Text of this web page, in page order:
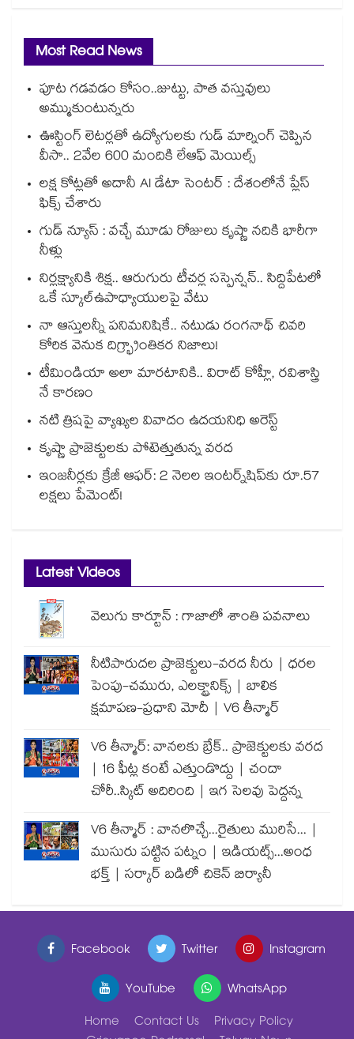
Most Read News
పూట గడవడం కోసం..జుట్టు, పాత వస్తువులు
అమ్ముకుంటున్నరు
ఊస్టింగ్ లెటర్లతో ఉద్యోగులకు గుడ్ మార్నింగ్ చెప్పిన
వీసా.. 2వేల 600 మందికి లేఆఫ్ మెయిల్స్
లక్ష కోట్లతో అదానీ AI డేటా సెంటర్ : దేశంలోనే ప్లేస్
ఫిక్స్ చేశారు
గుడ్ న్యూస్ : వచ్చే మూడు రోజులు కృష్ణా నదికి భారీగా
నీళ్లు
నిర్లక్ష్యానికి శిక్ష.. ఆరుగురు టీచర్ల సస్పెన్షన్.. సిద్దిపేటలో
ఒకే స్కూల్ఉపాధ్యాయులపై వేటు
నా ఆస్తులన్నీ పనిమనిషికే.. నటుడు రంగనాథ్ చివరి
కోరిక వెనుక దిగ్భ్రాంతికర నిజాలు!
టీమిండియా అలా మారటానికి.. విరాట్ కోహ్లీ, రవిశాస్త్రి
నే కారణం
నటి త్రిషపై వ్యాఖ్యల వివాదం ఉదయనిధి అరెస్ట్
కృష్ణా ప్రాజెక్టులకు పోటెత్తుతున్న వరద
ఇంజనీర్లకు క్రేజీ ఆఫర్: 2 నెలల ఇంటర్న్‌షిప్‌కు రూ.57
లక్షలు పేమెంట్!
Latest Videos
వెలుగు కార్టూన్ : గాజాలో శాంతి పవనాలు
నీటిపారుదల ప్రాజెక్టులు-వరద నీరు | ధరల
పెంపు-చమురు, ఎలక్ట్రానిక్స్ | బాలిక
క్షమాపణ-ప్రధాని మోదీ | V6 తీన్మార్
V6 తీన్మార్: వానలకు బ్రేక్.. ప్రాజెక్టులకు వరద
| 16 ఫీట్ల కంటే ఎత్తుండొద్దు | చందా
చోరీ..స్కిట్ అదిరింది | ఇగ సెలవు పెద్దన్న
V6 తీన్మార్ : వానలొచ్చే...రైతులు మురిసే... |
ముసురు పట్టిన పట్నం | ఇడియట్స్...అంధ
భక్త్ | సర్కార్ బడిలో చికెన్ బిర్యానీ
Facebook Twitter
Instagram
YouTube
WhatsApp
Home
Contact Us
Privacy Policy